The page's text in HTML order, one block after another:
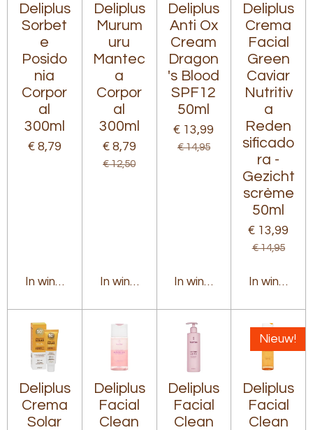
Deliplus
Sorbet
e
Posido
nia
Corpor
al
300ml
€ 8,79
In winkelwagen
Deliplus
Murum
uru
Mantec
a
Corpor
al
300ml
€ 8,79
€ 12,50
In winkelwagen
Deliplus
Anti Ox
Cream
Dragon
's Blood
SPF12
50ml
€ 13,99
€ 14,95
In winkelwagen
Deliplus
Crema
Facial
Green
Caviar
Nutritiv
a
Reden
sificado
ra -
Gezicht
scrème
50ml
€ 13,99
€ 14,95
In
Deliplus
Crema
Solar
Deliplus
Facial
Clean
Deliplus
Facial
Clean
Nieuw!
Deliplus
Facial
Clean